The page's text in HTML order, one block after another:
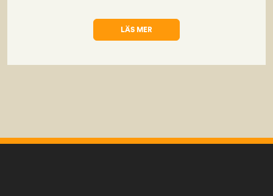
LÄS MER
OM STADSNÄT SOM ÄR MEDLEM I